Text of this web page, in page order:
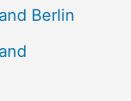
Berlin